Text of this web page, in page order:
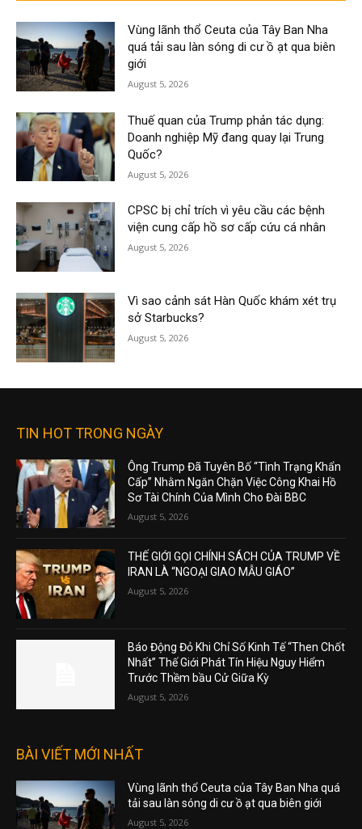
Vùng lãnh thổ Ceuta của Tây Ban Nha
quá tải sau làn sóng di cư ồ ạt qua biên
giới
August 5, 2026
Thuế quan của Trump phản tác dụng:
Doanh nghiệp Mỹ đang quay lại Trung
Quốc?
August 5, 2026
CPSC bị chỉ trích vì yêu cầu các bệnh
viện cung cấp hồ sơ cấp cứu cá nhân
August 5, 2026
Vì sao cảnh sát Hàn Quốc khám xét trụ
sở Starbucks?
August 5, 2026
TIN HOT TRONG NGÀY
Ông Trump Đã Tuyên Bố “Tình Trạng Khẩn
Cấp” Nhằm Ngăn Chặn Việc Công Khai Hồ
Sơ Tài Chính Của Mình Cho Đài BBC
August 5, 2026
THẾ GIỚI GỌI CHÍNH SÁCH CỦA TRUMP VỀ
IRAN LÀ “NGOẠI GIAO MẪU GIÁO”
August 5, 2026
Báo Động Đỏ Khi Chỉ Số Kinh Tế “Then Chốt
Nhất” Thế Giới Phát Tín Hiệu Nguy Hiểm
Trước Thềm bầu Cử Giữa Kỳ
August 5, 2026
BÀI VIẾT MỚI NHẤT
Vùng lãnh thổ Ceuta của Tây Ban Nha quá
tải sau làn sóng di cư ồ ạt qua biên giới
August 5, 2026